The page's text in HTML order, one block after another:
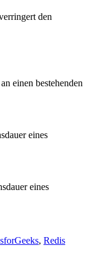
den
einen bestehenden
eines
eines
, Redis